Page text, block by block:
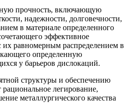
прочность, включающую
надежности, долговечности,
в материале определенного
эффективное
равномерным распределением в
определенную
у барьеров дислокаций.
структуры и обеспечению
легирование,
металлургического качества